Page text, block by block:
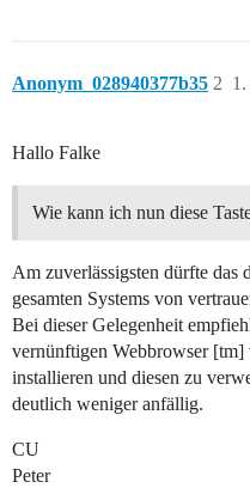
Anonym_028940377b35 2
Hallo Falke
Wie kann ich nun diese
Am zuverlässigsten dürfte das
gesamten Systems von
Bei dieser Gelegenheit
vernünftigen Webbrowser
installieren und diesen zu
deutlich weniger anfällig.
CU
Peter